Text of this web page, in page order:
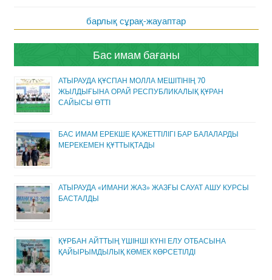
барлық сұрақ-жауаптар
Бас имам бағаны
АТЫРАУДА ҚҰСПАН МОЛЛА МЕШІТІНІҢ 70
ЖЫЛДЫҒЫНА ОРАЙ РЕСПУБЛИКАЛЫҚ ҚҰРАН
САЙЫСЫ ӨТТІ
БАС ИМАМ ЕРЕКШЕ ҚАЖЕТТІЛІГІ БАР БАЛАЛАРДЫ
МЕРЕКЕМЕН ҚҰТТЫҚТАДЫ
АТЫРАУДА «ИМАНИ ЖАЗ» ЖАЗҒЫ САУАТ АШУ КУРСЫ
БАСТАЛДЫ
ҚҰРБАН АЙТТЫҢ ҮШІНШІ КҮНІ ЕЛУ ОТБАСЫНА
ҚАЙЫРЫМДЫЛЫҚ КӨМЕК КӨРСЕТІЛДІ